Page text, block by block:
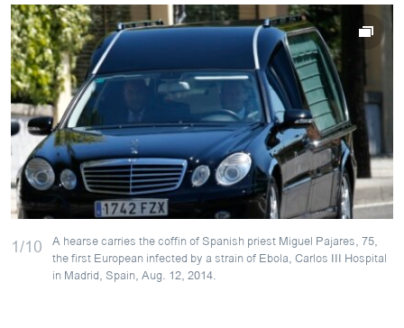
1/10 A hearse carries the coffin of Spanish priest Miguel Pajares, 75,
the first European infected by a strain of Ebola, Carlos III Hospital
in Madrid, Spain, Aug. 12, 2014.